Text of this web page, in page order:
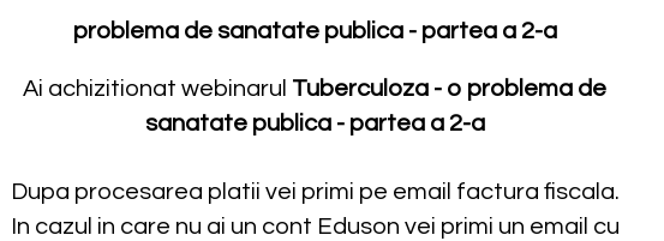
problema de sanatate publica - partea a 2-a
Ai achizitionat webinarul Tuberculoza - o problema de
sanatate publica - partea a 2-a
Dupa procesarea platii vei primi pe email factura fiscala.
In cazul in care nu ai un cont Eduson vei primi un email cu